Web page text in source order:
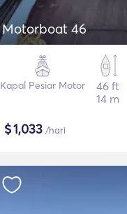
Motorboat 46
Kapal Pesiar Motor
46 ft
14 m
$1,033 /hari